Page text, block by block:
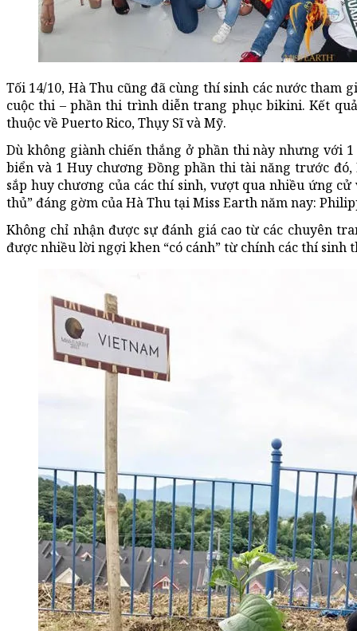
Tối 14/10, Hà Thu cũng đã cùng thí sinh các nước
cuộc thi – phần thi trình diễn trang phục bikini. Kết
thuộc về Puerto Rico, Thụy Sĩ và Mỹ.
Dù không giành chiến thắng ở phần thi này nhưng với
biển và 1 Huy chương Đồng phần thi tài năng trước
sắp huy chương của các thí sinh, vượt qua nhiều ứng
thủ” đáng gờm của Hà Thu tại Miss Earth năm nay:
Không chỉ nhận được sự đánh giá cao từ các chuyên
được nhiều lời ngợi khen “có cánh” từ chính các thí sinh